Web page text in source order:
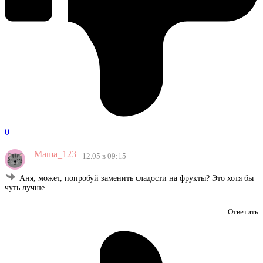
0
Маша_123 12.05 в 09:15
Аня, может, попробуй заменить сладости на фрукты? Это хотя бы
чуть лучше.
Ответить